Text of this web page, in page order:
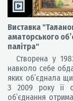
Виставка
аматорського
палітра"
Створена у
навколо себе
яких об’єднала
З 2009 року її
об’єднання